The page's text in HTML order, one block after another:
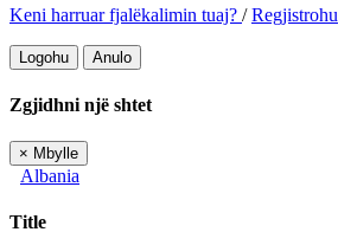
Keni harruar fjalëkalimin tuaj? /Regjistrohu
Logohu Anulo
Zgjidhni një shtet
× Mbylle
Albania
Title